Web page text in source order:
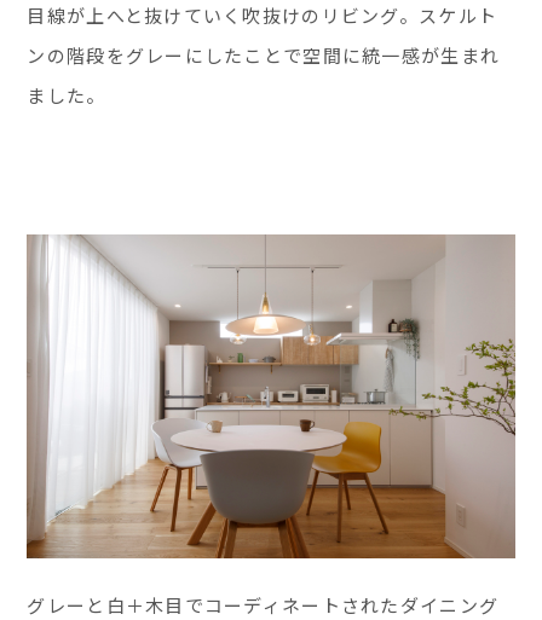
目線が上へと抜けていく吹抜けのリビング。スケルト
ンの階段をグレーにしたことで空間に統一感が生まれ
ました。
グレーと白＋木目でコーディネートされたダイニング